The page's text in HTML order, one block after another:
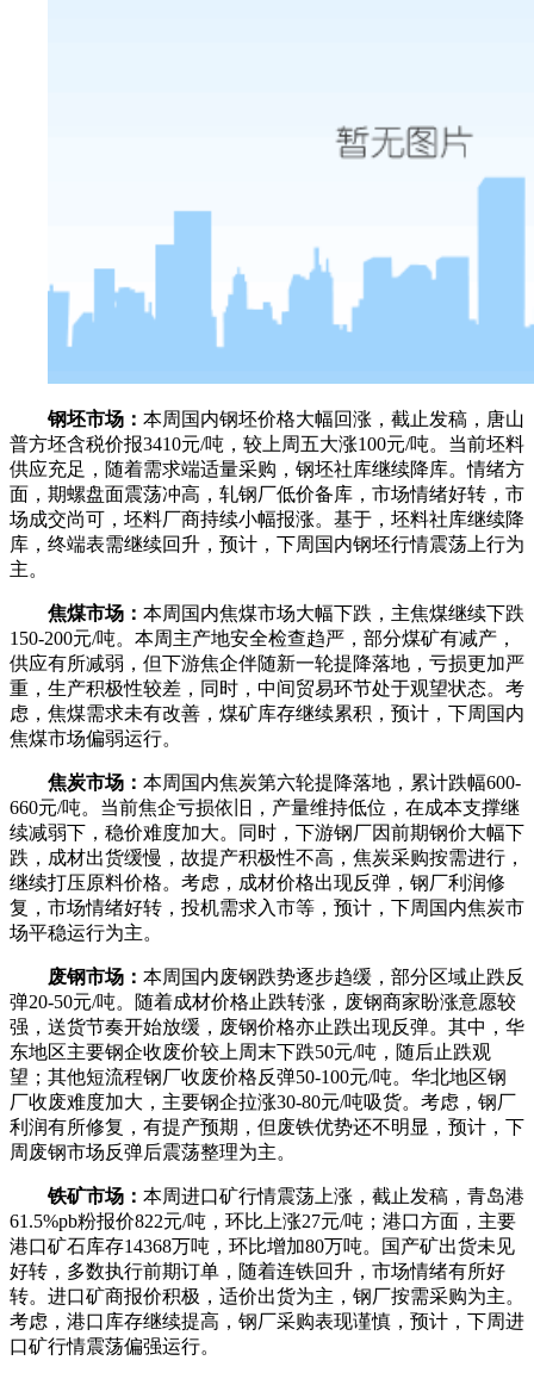
钢坯市场： 本周国内钢坯价格大幅回涨，截止发稿，唐山
普方坯含税价报3410元/吨，较上周五大涨100元/吨。当前坯料
供应充足，随着需求端适量采购，钢坯社库继续降库。情绪方
面，期螺盘面震荡冲高，轧钢厂低价备库，市场情绪好转，市
场成交尚可，坯料厂商持续小幅报涨。基于，坯料社库继续降
库，终端表需继续回升，预计，下周国内钢坯行情震荡上行为
主。
焦煤市场： 本周国内焦煤市场大幅下跌，主焦煤继续下跌
150-200元/吨。本周主产地安全检查趋严，部分煤矿有减产，
供应有所减弱，但下游焦企伴随新一轮提降落地，亏损更加严
重，生产积极性较差，同时，中间贸易环节处于观望状态。考
虑，焦煤需求未有改善，煤矿库存继续累积，预计，下周国内
焦煤市场偏弱运行。
焦炭市场： 本周国内焦炭第六轮提降落地，累计跌幅600-
660元/吨。当前焦企亏损依旧，产量维持低位，在成本支撑继
续减弱下，稳价难度加大。同时，下游钢厂因前期钢价大幅下
跌，成材出货缓慢，故提产积极性不高，焦炭采购按需进行，
继续打压原料价格。考虑，成材价格出现反弹，钢厂利润修
复，市场情绪好转，投机需求入市等，预计，下周国内焦炭市
场平稳运行为主。
废钢市场： 本周国内废钢跌势逐步趋缓，部分区域止跌反
弹20-50元/吨。随着成材价格止跌转涨，废钢商家盼涨意愿较
强，送货节奏开始放缓，废钢价格亦止跌出现反弹。其中，华
东地区主要钢企收废价较上周末下跌50元/吨，随后止跌观
望；其他短流程钢厂收废价格反弹50-100元/吨。华北地区钢
厂收废难度加大，主要钢企拉涨30-80元/吨吸货。考虑，钢厂
利润有所修复，有提产预期，但废铁优势还不明显，预计，下
周废钢市场反弹后震荡整理为主。
铁矿市场： 本周进口矿行情震荡上涨，截止发稿，青岛港
61.5%pb粉报价822元/吨，环比上涨27元/吨；港口方面，主要
港口矿石库存14368万吨，环比增加80万吨。国产矿出货未见
好转，多数执行前期订单，随着连铁回升，市场情绪有所好
转。进口矿商报价积极，适价出货为主，钢厂按需采购为主。
考虑，港口库存继续提高，钢厂采购表现谨慎，预计，下周进
口矿行情震荡偏强运行。